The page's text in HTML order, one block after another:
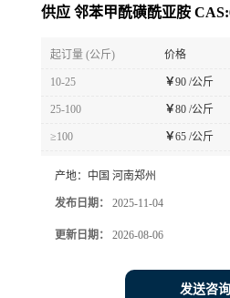
供应 邻苯甲酰磺酰亚胺
起订量 (公斤) 价格
10-25 ￥90 /公斤
25-100 ￥80 /公斤
≥100 ￥65 /公斤
产地： 中国 河南郑州
发布日期： 2025-11-04
更新日期： 2026-08-06
发送咨